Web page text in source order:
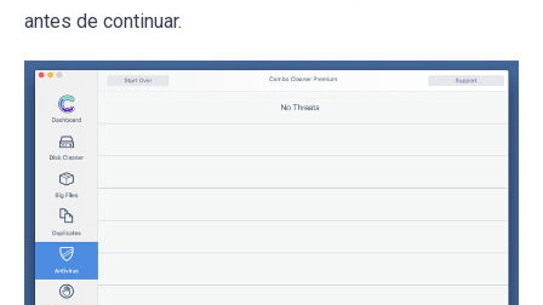
antes de continuar.